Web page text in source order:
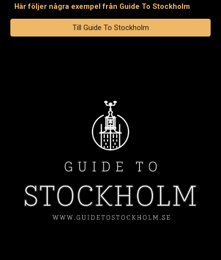
Här följer några exempel från Guide To Stockholm
Till Guide To Stockholm